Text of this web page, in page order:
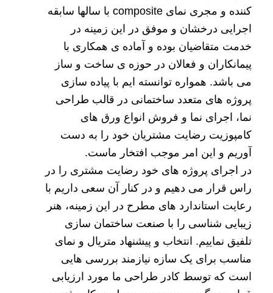
کننده و مجری نمای
با سالها سابقه
اجرایی درخشان و موفق در این زمینه در
خدمت متقاضیان بوده و آماده ی همکاری با
پیمانکاران و فعالان در حوزه ی ساخت و ساز
می باشد. همواره توانسته ایم با پیاده سازی
پروژه های متعدد ساختمانی در قالب طراحی
نما، اجرای نما و فروش انواع ورق های
کامپوزیت رضایت مشتریان خود را به دست
آوریم و این امر موجب افتخار ماست.
در اجرای پروژه های خود رضایت مشتری را در
راس قرار می دهیم و در کنار آن سعی داریم با
رعایت استاندارد های مطرح در این زمینه، هنر
زیبایی شناسی را با صنعت ساختمان سازی
تلفیق نماییم. انتخاب و پیشنهاد متریال و نمای
مناسب برای یک سازه نیازمند بررسی هایی
است که توسط کادر طراحی ما مورد ارزیابی